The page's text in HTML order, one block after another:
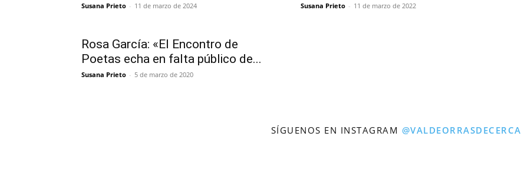
Susana Prieto - 11 de marzo de 2024 Susana Prieto - 11 de marzo de 2022
Rosa García: «El Encontro de
Poetas echa en falta público de...
Susana Prieto - 5 de marzo de 2020
SÍGUENOS EN INSTAGRAM @VALDEORRASDECERCA